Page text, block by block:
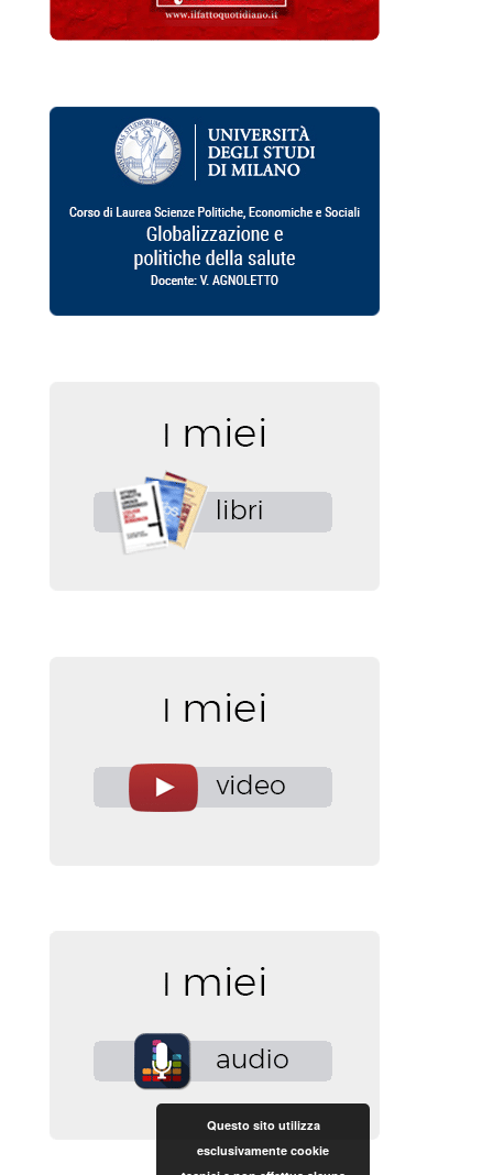
Questo sito utilizza
esclusivamente cookie